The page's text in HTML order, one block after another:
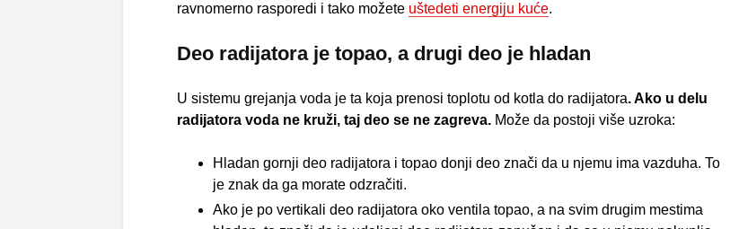
ravnomerno rasporedi i tako možete uštedeti energiju kuće.
Deo radijatora je topao, a drugi deo je hladan
U sistemu grejanja voda je ta koja prenosi toplotu od kotla do radijatora. Ako u delu
radijatora voda ne kruži, taj deo se ne zagreva. Može da postoji više uzroka:
Hladan gornji deo radijatora i topao donji deo znači da u njemu ima vazduha. To
je znak da ga morate odzračiti.
Ako je po vertikali deo radijatora oko ventila topao, a na svim drugim mestima